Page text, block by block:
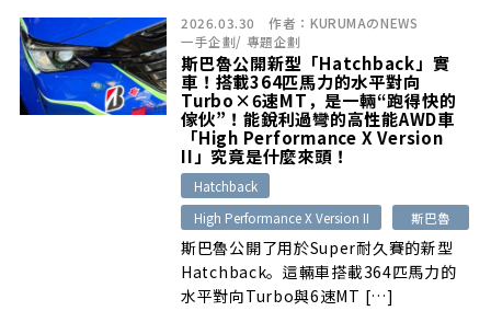
2026.03.30 作者： KURUMAのNEWS
一手企劃/ 專題企劃
斯巴魯公開新型「Hatchback」實
車！搭載364匹馬力的水平對向
Turbo×6速MT，是一輛“跑得快的
傢伙”！能銳利過彎的高性能AWD車
「High Performance X Version
II」究竟是什麼來頭！
Hatchback
High Performance X Version II
斯巴魯
斯巴魯公開了用於Super耐久賽的新型
Hatchback。這輛車搭載364匹馬力的
水平對向Turbo與6速MT […]